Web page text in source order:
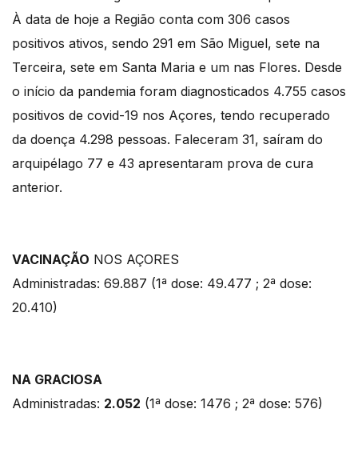
À data de hoje a Região conta com 306 casos
positivos ativos, sendo 291 em São Miguel, sete na
Terceira, sete em Santa Maria e um nas Flores. Desde
o início da pandemia foram diagnosticados 4.755 casos
positivos de covid-19 nos Açores, tendo recuperado
da doença 4.298 pessoas. Faleceram 31, saíram do
arquipélago 77 e 43 apresentaram prova de cura
anterior.
VACINAÇÃO NOS AÇORES
Administradas: 69.887 (1ª dose: 49.477 ; 2ª dose:
20.410)
NA GRACIOSA
Administradas: 2.052 (1ª dose: 1476 ; 2ª dose: 576)